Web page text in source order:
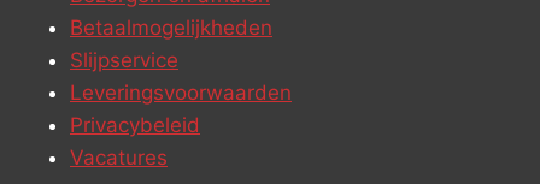
Betaalmogelijkheden
Slijpservice
Leveringsvoorwaarden
Privacybeleid
Vacatures